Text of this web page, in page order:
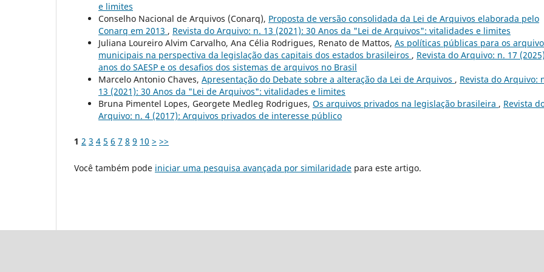
e limites
Conselho Nacional de Arquivos (Conarq), Proposta de versão consolidada da Lei de Arquivos elaborada pelo
Conarq em 2013 , Revista do Arquivo: n. 13 (2021): 30 Anos da "Lei de Arquivos": vitalidades e limites
Juliana Loureiro Alvim Carvalho, Ana Célia Rodrigues, Renato de Mattos, As políticas públicas para os
municipais na perspectiva da legislação das capitais dos estados brasileiros , Revista do Arquivo: n. 17
anos do SAESP e os desafios dos sistemas de arquivos no Brasil
Marcelo Antonio Chaves, Apresentação do Debate sobre a alteração da Lei de Arquivos , Revista do Arquivo:
13 (2021): 30 Anos da "Lei de Arquivos": vitalidades e limites
Bruna Pimentel Lopes, Georgete Medleg Rodrigues, Os arquivos privados na legislação brasileira , Revista
Arquivo: n. 4 (2017): Arquivos privados de interesse público
1 2 3 4 5 6 7 8 9 10 > >>
Você também pode iniciar uma pesquisa avançada por similaridade para este artigo.